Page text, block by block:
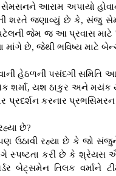
સેમસનને આરામ અપાયો
શરતે જણાવ્યું છે કે, સંજુ
જેમ જ આ પ્રવાસ માટે
છે, જેથી ભવિષ્ય માટે
હેઠળની પસંદગી સમિતિ
શર્મા, યશ ઠાકુર અને
કરનાર
છે?
પણ ઉઠાવી રહ્યા છે કે
સ્પષ્ટતા કરી છે કે
બેટ્સમેન તિલક વર્માને